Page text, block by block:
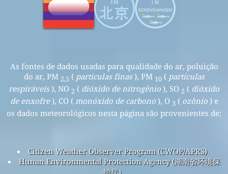
As fontes de dados usadas para qualidade do ar, poluição
do ar, PM 2,5 ( partículas finas), PM 10( partículas
respiráveis), NO 2 ( dióxido de nitrogênio ), SO 2 ( dióxido
de enxofre), CO ( monóxido de carbono), O 3 ( ozônio) e
os dados meteorológicos nesta página são provenientes de:
Citizen Weather Observer Program (CWOP/APRS)
Hunan Environmental Protection Agency (湖南省环境保
护厅)